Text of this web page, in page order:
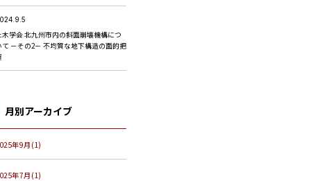
木学会 北九州市内の斜面崩壊機構につ
て －その2－ 不均質な地下構造の面的把
月別アーカイブ
年9月(1)
年7月(1)